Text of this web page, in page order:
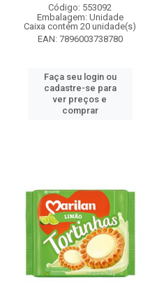
Código: 553092
Embalagem: Unidade
Caixa contém 20 unidade(s)
EAN: 7896003738780
Faça seu login ou
cadastre-se para
ver preços e
comprar